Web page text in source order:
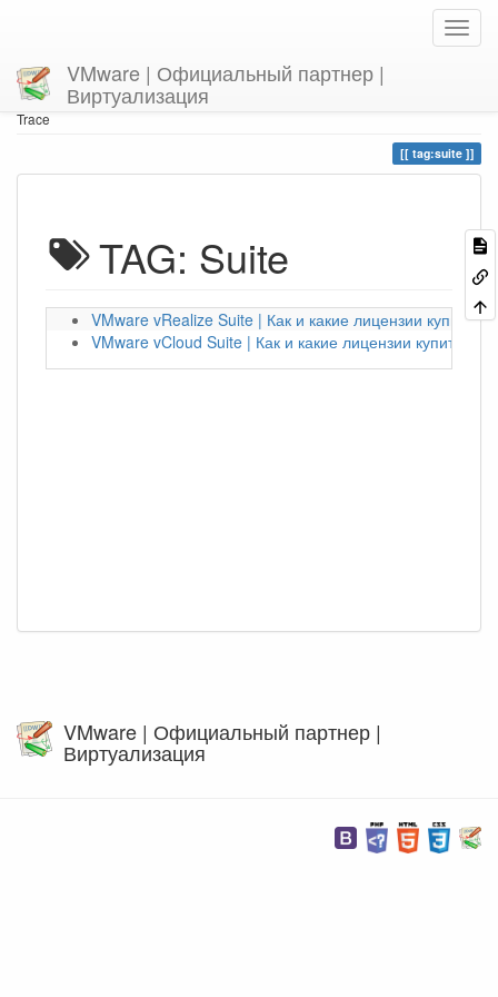
VMware | Официальный партнер |
Виртуализация
You are here Home
tag
suite
Trace
tag:suite
TAG: Suite
VMware vRealize Suite | Как и какие лицензии купить?
VMware vCloud Suite | Как и какие лицензии купить?
VMware | Официальный партнер |
Виртуализация